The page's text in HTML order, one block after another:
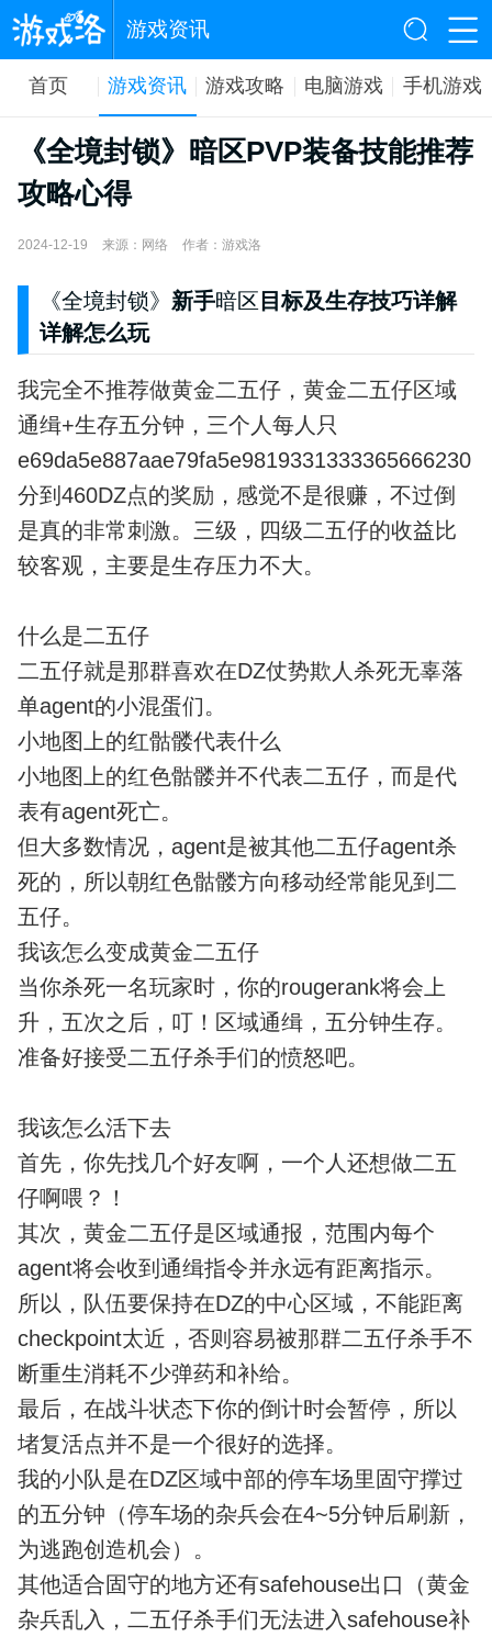
游戏资讯
首页 游戏资讯 游戏攻略 电脑游戏 手机游戏
《全境封锁》暗区PVP装备技能推荐
攻略心得
2024-12-19 来源：网络 作者：游戏洛
《全境封锁》 新手暗区 目标及生存技巧详解
详解怎么玩
我完全不推荐做黄金二五仔，黄金二五仔区域
通缉+生存五分钟，三个人每人只
e69da5e887aae79fa5e9819331333365666230
分到460DZ点的奖励，感觉不是很赚，不过倒
是真的非常刺激。三级，四级二五仔的收益比
较客观，主要是生存压力不大。
什么是二五仔
二五仔就是那群喜欢在DZ仗势欺人杀死无辜落
单agent的小混蛋们。
小地图上的红骷髅代表什么
小地图上的红色骷髅并不代表二五仔，而是代
表有agent死亡。
但大多数情况，agent是被其他二五仔agent杀
死的，所以朝红色骷髅方向移动经常能见到二
五仔。
我该怎么变成黄金二五仔
当你杀死一名玩家时，你的rougerank将会上
升，五次之后，叮！区域通缉，五分钟生存。
准备好接受二五仔杀手们的愤怒吧。
我该怎么活下去
首先，你先找几个好友啊，一个人还想做二五
仔啊喂？！
其次，黄金二五仔是区域通报，范围内每个
agent将会收到通缉指令并永远有距离指示。
所以，队伍要保持在DZ的中心区域，不能距离
checkpoint太近，否则容易被那群二五仔杀手不
断重生消耗不少弹药和补给。
最后，在战斗状态下你的倒计时会暂停，所以
堵复活点并不是一个很好的选择。
我的小队是在DZ区域中部的停车场里固守撑过
的五分钟（停车场的杂兵会在4~5分钟后刷新，
为逃跑创造机会）。
其他适合固守的地方还有safehouse出口（黄金
杂兵乱入，二五仔杀手们无法进入safehouse补